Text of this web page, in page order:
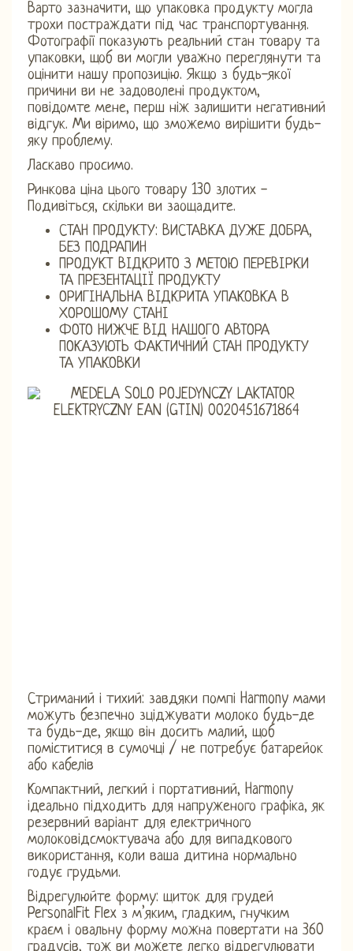
Варто зазначити, що упаковка продукту могла
трохи постраждати під час транспортування.
Фотографії показують реальний стан товару та
упаковки, щоб ви могли уважно переглянути та
оцінити нашу пропозицію. Якщо з будь-якої
причини ви не задоволені продуктом,
повідомте мене, перш ніж залишити негативний
відгук. Ми віримо, що зможемо вирішити будь-
яку проблему.
Ласкаво просимо.
Ринкова ціна цього товару 130 злотих -
Подивіться, скільки ви заощадите.
СТАН ПРОДУКТУ: ВИСТАВКА ДУЖЕ ДОБРА,
БЕЗ ПОДРАПИН
ПРОДУКТ ВІДКРИТО З МЕТОЮ ПЕРЕВІРКИ
ТА ПРЕЗЕНТАЦІЇ ПРОДУКТУ
ОРИГІНАЛЬНА ВІДКРИТА УПАКОВКА В
ХОРОШОМУ СТАНІ
ФОТО НИЖЧЕ ВІД НАШОГО АВТОРА
ПОКАЗУЮТЬ ФАКТИЧНИЙ СТАН ПРОДУКТУ
ТА УПАКОВКИ
Стриманий і тихий: завдяки помпі Harmony мами
можуть безпечно зціджувати молоко будь-де
та будь-де, якщо він досить малий, щоб
поміститися в сумочці / не потребує батарейок
або кабелів
Компактний, легкий і портативний, Harmony
ідеально підходить для напруженого графіка, як
резервний варіант для електричного
молоковідсмоктувача або для випадкового
використання, коли ваша дитина нормально
годує грудьми.
Відрегулюйте форму: щиток для грудей
PersonalFit Flex з м’яким, гладким, гнучким
краєм і овальну форму можна повертати на 360
градусів, тож ви можете легко відрегулювати